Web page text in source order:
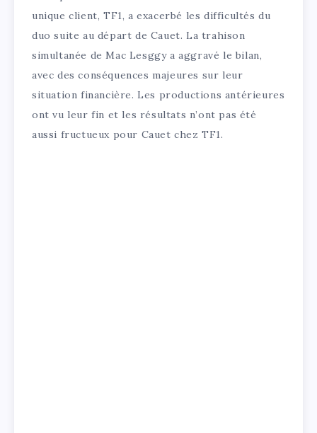
unique client, TF1, a exacerbé les difficultés du
duo suite au départ de Cauet. La trahison
simultanée de Mac Lesggy a aggravé le bilan,
avec des conséquences majeures sur leur
situation financière. Les productions antérieures
ont vu leur fin et les résultats n’ont pas été
aussi fructueux pour Cauet chez TF1.